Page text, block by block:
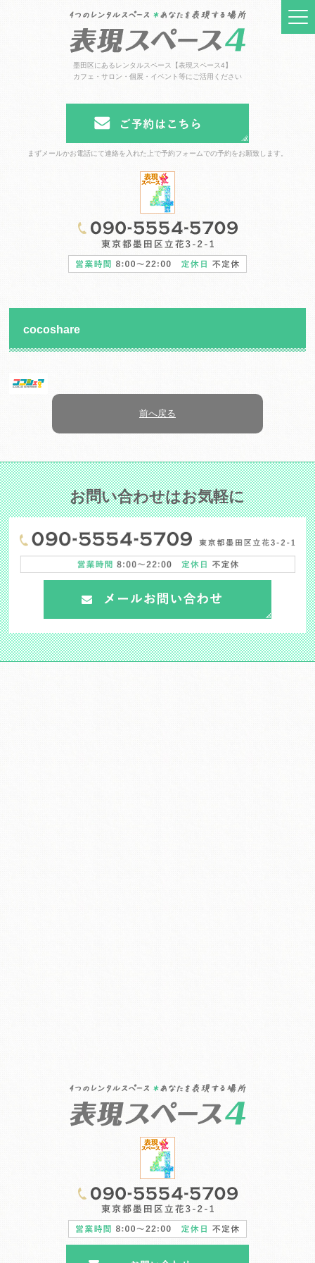
墨田区にあるレンタルスペース【表現スペース4】
カフェ・サロン・個展・イベント等にご活用ください
まずメールかお電話にて連絡を入れた上で予約フォームでの予約をお願致します。
cocoshare
前へ戻る
お問い合わせはお気軽に